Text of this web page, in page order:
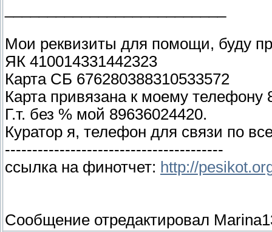
Мои реквизиты для помощи, буду
ЯК 410014331442323
Карта СБ 676280388310533572
Карта привязана к моему телефону
Г.т. без % мой 89636024420.
Куратор я, телефон для связи по
----------------------------------------
ссылка на финотчет: http://
Сообщение отредактировал